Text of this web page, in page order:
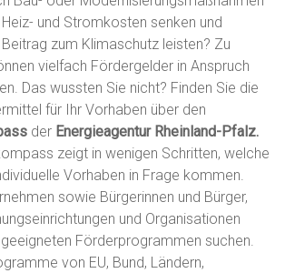
und Stromkosten senken und
zum Klimaschutz leisten? Zu
vielfach Fördergelder in Anspruch
Das wussten Sie nicht? Finden Sie die
für Ihr Vorhaben über den
der Energieagentur Rheinland-Pfalz.
zeigt in wenigen Schritten, welche
Vorhaben in Frage kommen.
sowie Bürgerinnen und Bürger,
und Organisationen
Förderprogrammen suchen.
von EU, Bund, Ländern,